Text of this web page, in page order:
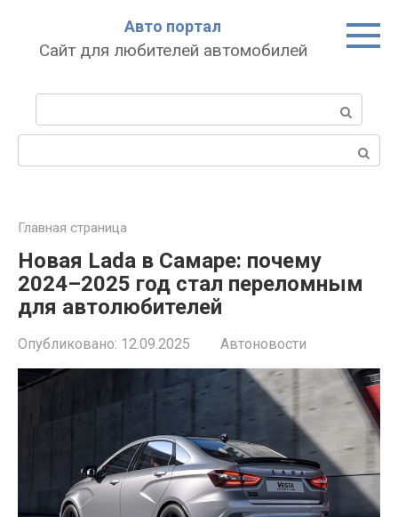
Авто портал
Сайт для любителей автомобилей
Главная страница
Новая Lada в Самаре: почему
2024–2025 год стал переломным
для автолюбителей
Опубликовано: 12.09.2025 Автоновости